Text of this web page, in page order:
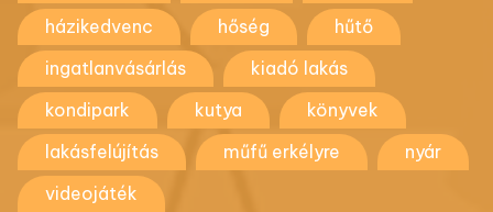
házikedvenc
hőség
hűtő
ingatlanvásárlás
kiadó lakás
kondipark
kutya
könyvek
lakásfelújítás
műfű erkélyre
nyár
videojáték